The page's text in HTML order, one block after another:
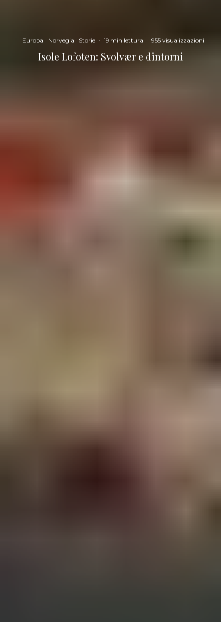
Europa Norvegia Storie · 19 min lettura · 955 visualizzazioni
Isole Lofoten: Svolvær e dintorni